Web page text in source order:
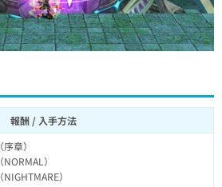
報酬 / 入手方法
（序章）
（NORMAL）
（NIGHTMARE）